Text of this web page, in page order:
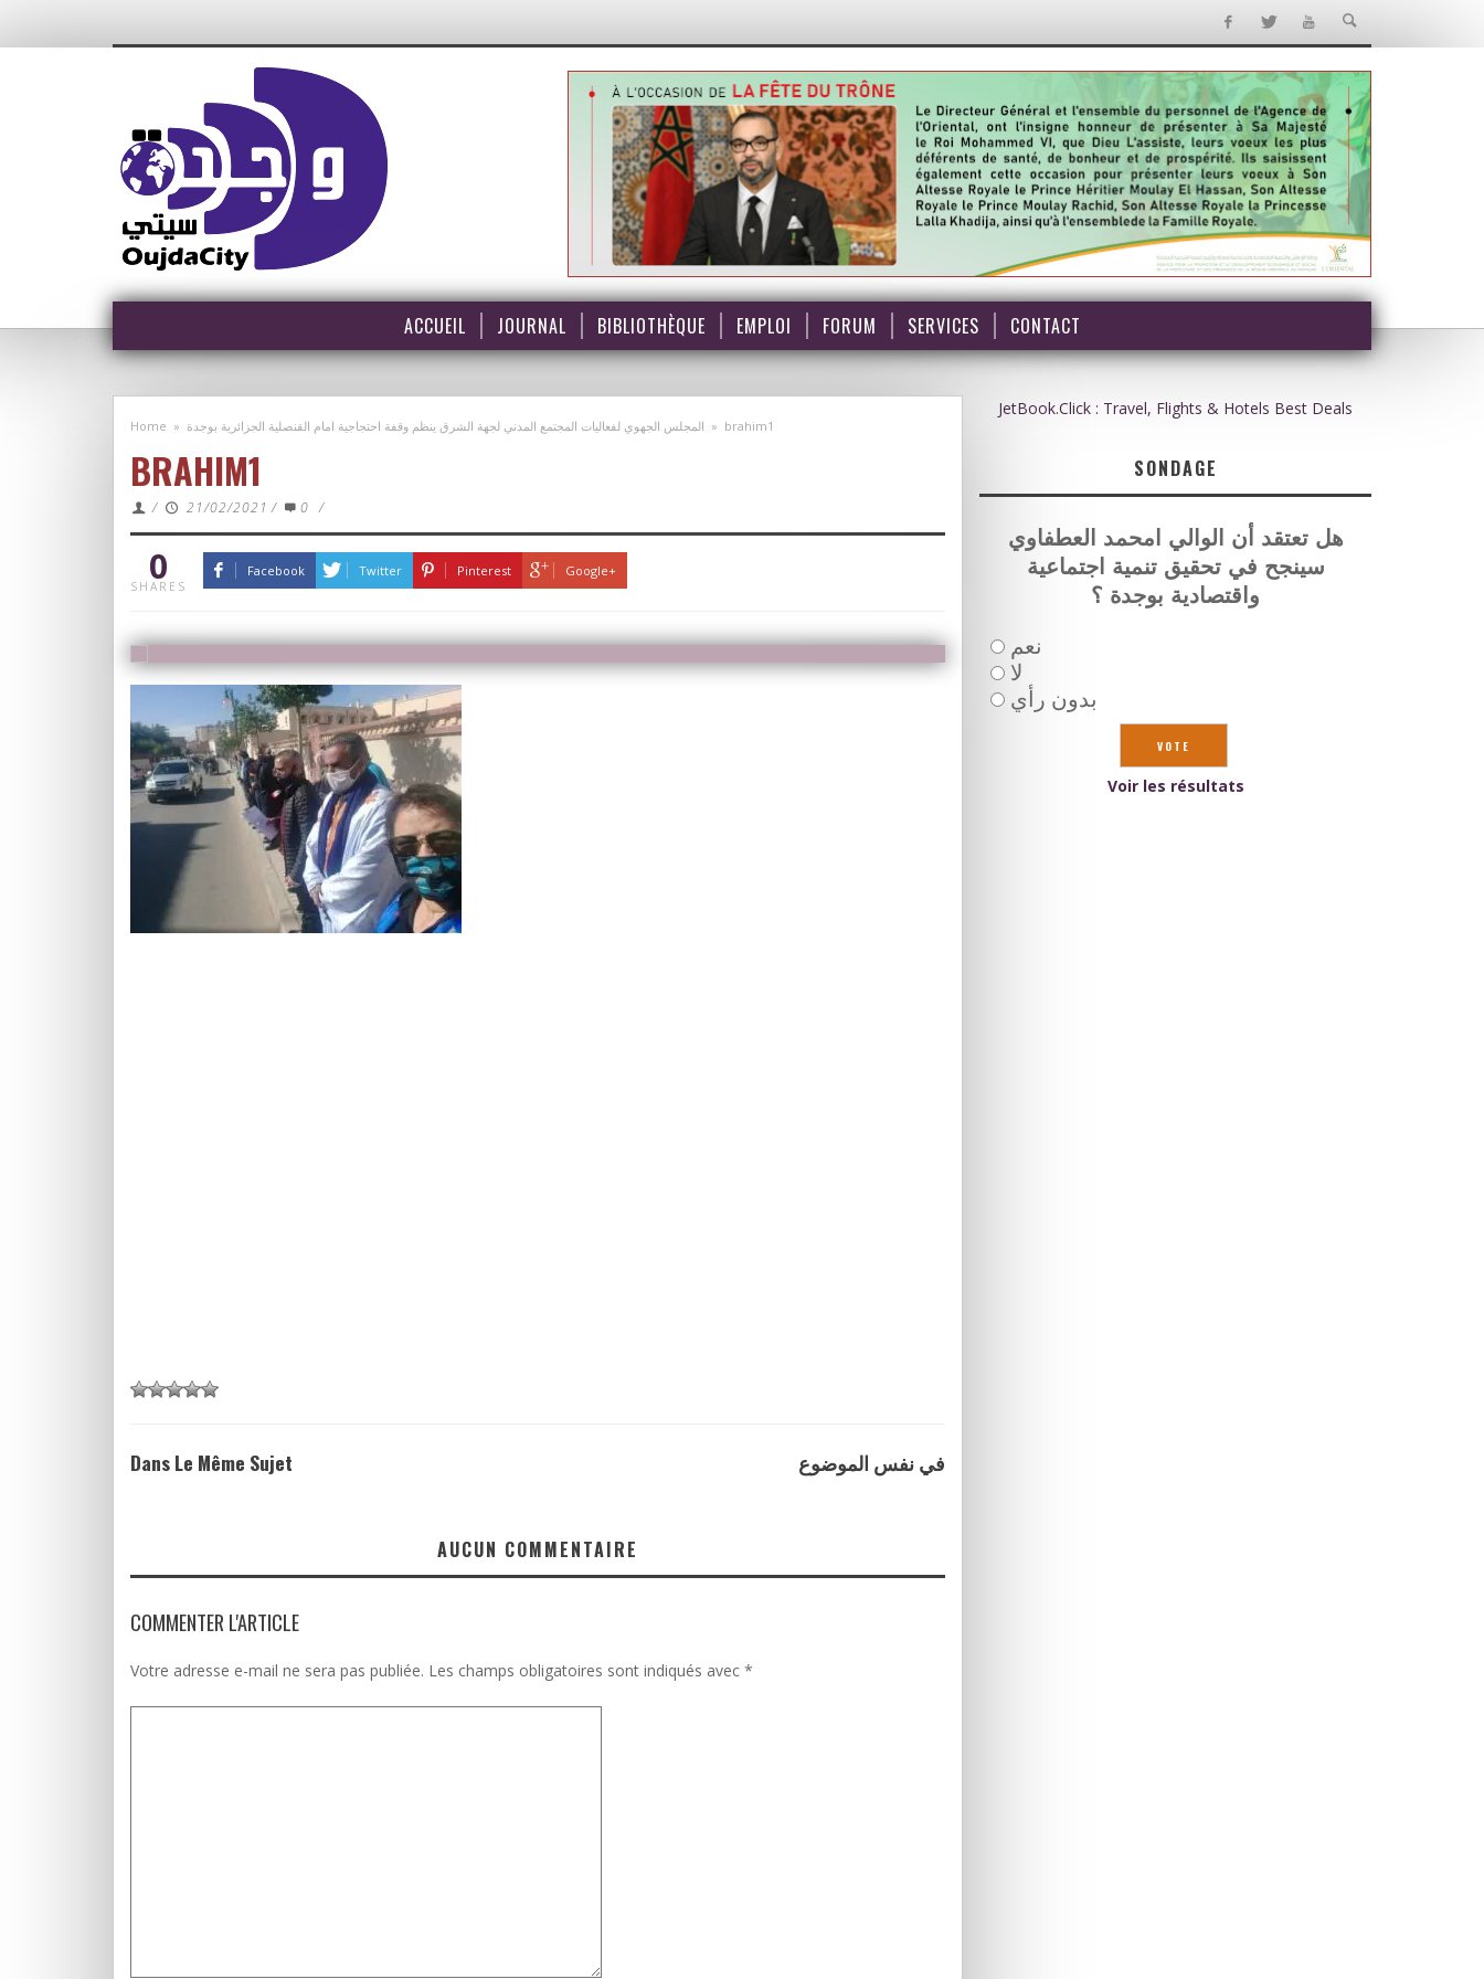
ACCUEIL JOURNAL BIBLIOTHÈQUE EMPLOI FORUM SERVICES CONTACT
Home » المجلس الجهوي لفعاليات المجتمع المدني لجهة الشرق ينظم وقفة احتجاجية امام القنصلية الجزائرية بوجدة » brahim1
BRAHIM1
/ 21/02/2021 / 0 /
0
SHARES
Facebook Twitter Pinterest Google+
Dans Le Même Sujet في نفس الموضوع
AUCUN COMMENTAIRE
COMMENTER L'ARTICLE
Votre adresse e-mail ne sera pas publiée. Les champs obligatoires sont indiqués avec *
JetBook.Click : Travel, Flights & Hotels Best Deals
SONDAGE
هل تعتقد أن الوالي امحمد العطفاوي
سينجح في تحقيق تنمية اجتماعية
واقتصادية بوجدة ؟
نعم
لا
بدون رأي
Voir les résultats